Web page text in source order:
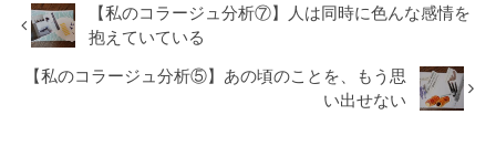
【私のコラージュ分析⑦】人は同時に色んな感情を
抱えていている
【私のコラージュ分析⑤】あの頃のことを、もう思
い出せない